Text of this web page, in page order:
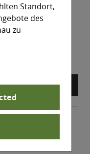
arrow_back
Standort,
des
zu